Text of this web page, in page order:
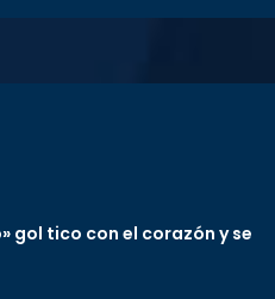
gol tico con el corazón y se